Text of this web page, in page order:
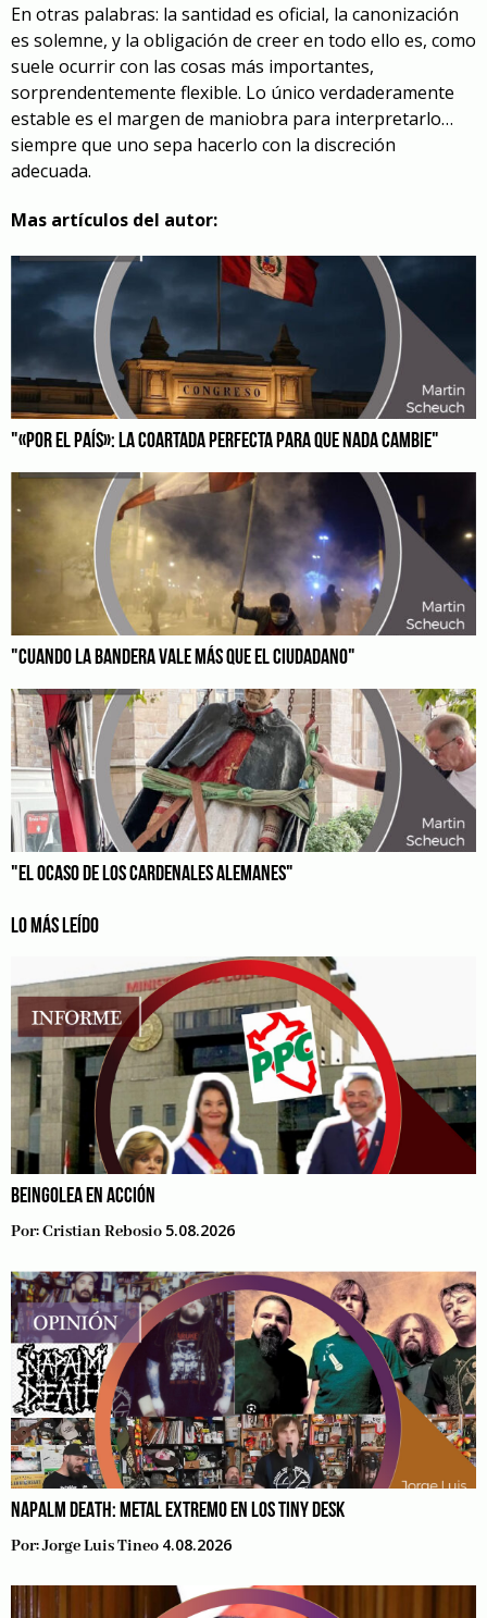
En otras palabras: la santidad es oficial, la canonización
es solemne, y la obligación de creer en todo ello es, como
suele ocurrir con las cosas más importantes,
sorprendentemente flexible. Lo único verdaderamente
estable es el margen de maniobra para interpretarlo…
siempre que uno sepa hacerlo con la discreción
adecuada.
Mas artículos del autor:
"«POR EL PAÍS»: LA COARTADA PERFECTA PARA QUE NADA CAMBIE"
"CUANDO LA BANDERA VALE MÁS QUE EL CIUDADANO"
"EL OCASO DE LOS CARDENALES ALEMANES"
LO MÁS LEÍDO
BEINGOLEA EN ACCIÓN
Por:Cristian Rebosio 5.08.2026
NAPALM DEATH: METAL EXTREMO EN LOS TINY DESK
Por:Jorge Luis Tineo 4.08.2026